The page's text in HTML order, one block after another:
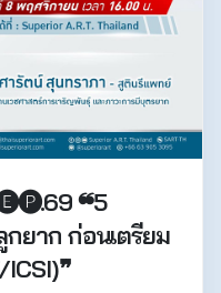
🅔🅟.69 ❝5
ยาก ก่อนเตรียม